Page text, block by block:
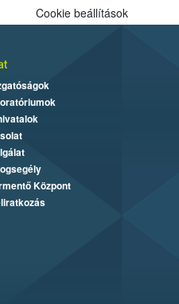
Cookie beállítások
Központ